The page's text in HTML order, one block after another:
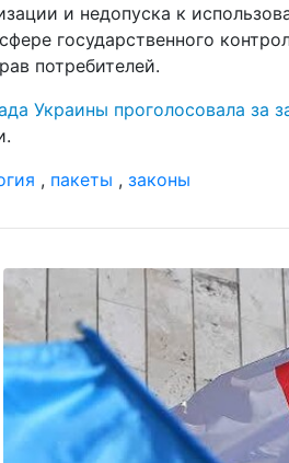
и недопуска к
государственного
потребителей.
Украины проголосовала за
, пакеты , законы